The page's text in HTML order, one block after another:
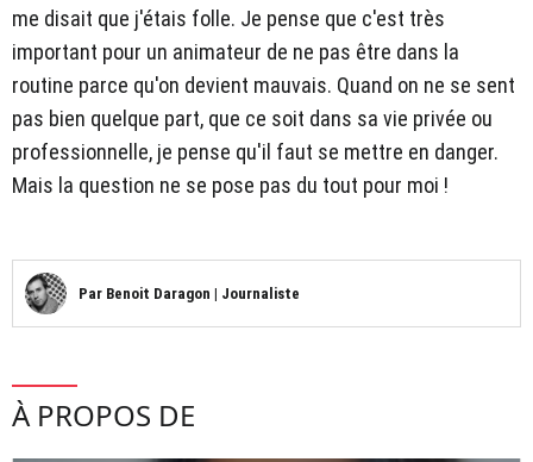
me disait que j'étais folle. Je pense que c'est très
important pour un animateur de ne pas être dans la
routine parce qu'on devient mauvais. Quand on ne se sent
pas bien quelque part, que ce soit dans sa vie privée ou
professionnelle, je pense qu'il faut se mettre en danger.
Mais la question ne se pose pas du tout pour moi !
Par Benoit Daragon | Journaliste
À PROPOS DE